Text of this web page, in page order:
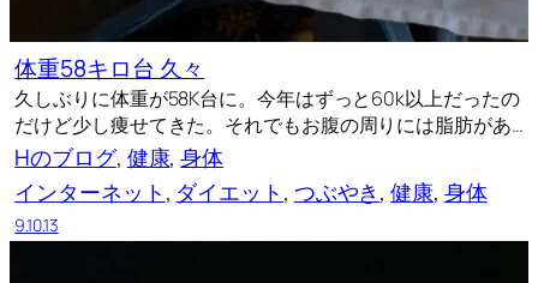
体重58キロ台 久々
久しぶりに体重が58K台に。今年はずっと60k以上だったの
だけど少し痩せてきた。それでもお腹の周りには脂肪があ…
Hのブログ, 健康, 身体
インターネット, ダイエット, つぶやき, 健康, 身体
9.10.13